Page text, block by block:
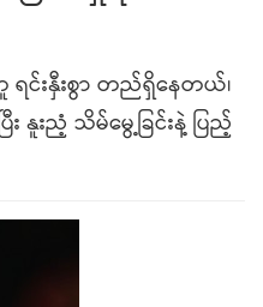
င်းနှီးစွာ တည်ရှိနေတယ်၊
နူးညံ့ သိမ်မွေ့ခြင်းနဲ့ ပြည့်